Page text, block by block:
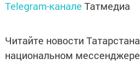
Telegram-канале Татмедиа
Читайте новости
национальном